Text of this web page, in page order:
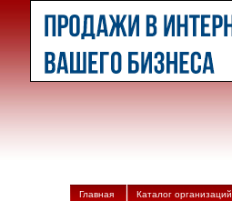
Главная Каталог организаций